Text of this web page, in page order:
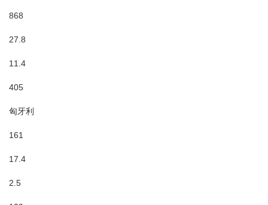
868
27.8
11.4
405
匈牙利
161
17.4
2.5